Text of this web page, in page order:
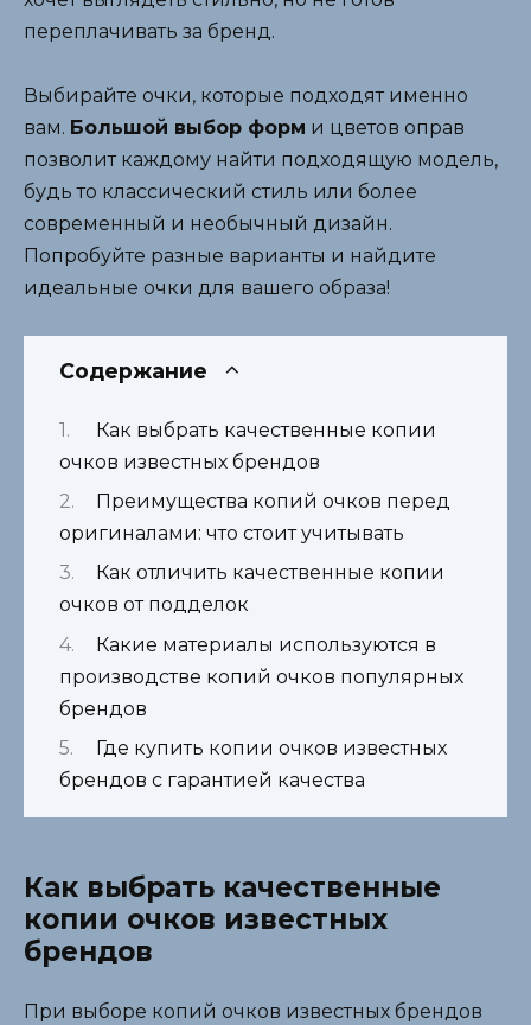
переплачивать за бренд.
Выбирайте очки, которые подходят именно
вам. Большой выбор форм и цветов оправ
позволит каждому найти подходящую модель,
будь то классический стиль или более
современный и необычный дизайн.
Попробуйте разные варианты и найдите
идеальные очки для вашего образа!
Содержание
Как выбрать качественные копии
очков известных брендов
Преимущества копий очков перед
оригиналами: что стоит учитывать
Как отличить качественные копии
очков от подделок
Какие материалы используются в
производстве копий очков популярных
брендов
Где купить копии очков известных
брендов с гарантией качества
Как выбрать качественные
копии очков известных
брендов
При выборе копий очков известных брендов